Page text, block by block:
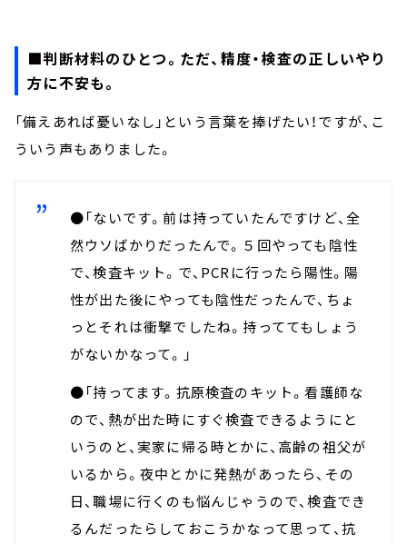
■判断材料のひとつ。ただ、精度・検査の正しいやり
方に不安も。
「備えあれば憂いなし」という言葉を捧げたい！ですが、こ
ういう声もありました。
●「ないです。前は持っていたんですけど、全
然ウソばかりだったんで。５回やっても陰性
で、検査キット。で、PCRに行ったら陽性。陽
性が出た後にやっても陰性だったんで、ちょ
っとそれは衝撃でしたね。持っててもしょう
がないかなって。」
●「持ってます。抗原検査のキット。看護師な
ので、熱が出た時にすぐ検査できるようにと
いうのと、実家に帰る時とかに、高齢の祖父が
いるから。夜中とかに発熱があったら、その
日、職場に行くのも悩んじゃうので、検査でき
るんだったらしておこうかなって思って、抗